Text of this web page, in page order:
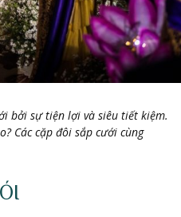
bởi sự tiện lợi và siêu tiết kiệm.
Các cặp đôi sắp cưới cùng